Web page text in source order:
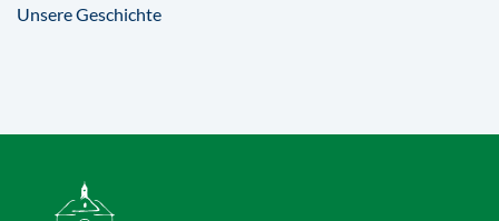
Unsere Geschichte